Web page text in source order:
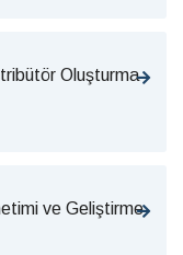
Oluşturma
ve Geliştirme